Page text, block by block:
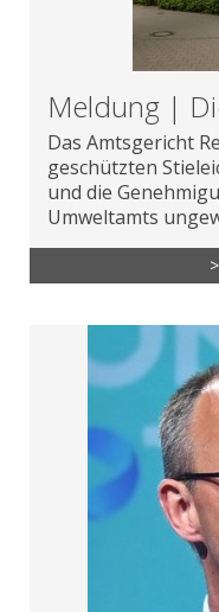
Meldung |
Das Amtsgericht
geschützten
und die
Umweltamts